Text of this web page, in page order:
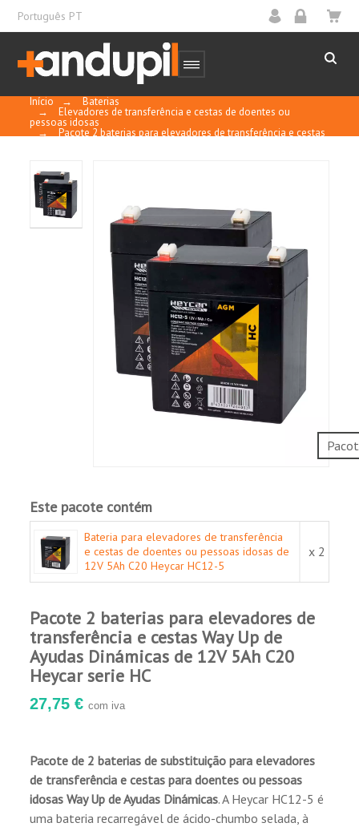
Português PT
Início → Baterias
→ Elevadores de transferência e cestas de doentes ou
pessoas idosas
→ Pacote 2 baterias para elevadores de transferência e cestas
Este pacote contém
Bateria para elevadores de transferência
e cestas de doentes ou pessoas idosas de
12V 5Ah C20 Heycar HC12-5
x 2
Pacote 2 baterias para elevadores de
transferência e cestas Way Up de
Ayudas Dinámicas de 12V 5Ah C20
Heycar serie HC
27,75 € com iva
Pacote de 2 baterias de substituição para elevadores
de transferência e cestas para doentes ou pessoas
idosas Way Up de Ayudas Dinámicas. A Heycar HC12-5 é
uma bateria recarregável de ácido-chumbo selada, à
adicionar água.
Selado e regulado por válvula.
À prova de vazamentos e vazamentos.
Eles podem ser instalados na vertical ou na
horizontal.
Bom desempenho em uso cíclico e
estacionário.
Vida útil de 3 a 5 anos a 25°C de temperatura
ambiente.
Robusto e resistente.
Em conformidade com as normas IEC, JIS e
Televisão à cabo.
Equipamento de comunicação
Equipamento de controle.
Sistemas de segurança
Equipes médicas.
Ferramentas elétricas.
Sistemas de energia de emergência.
Brinquedos.